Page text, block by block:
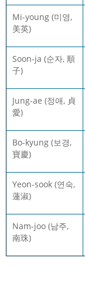
Mi-young (미영,
美英)
Soon-ja (순자, 順
子)
Jung-ae (정애, 貞
愛)
Bo-kyung (보경,
寶慶)
Yeon-sook (연숙,
蓮淑)
Nam-joo (남주,
南珠)